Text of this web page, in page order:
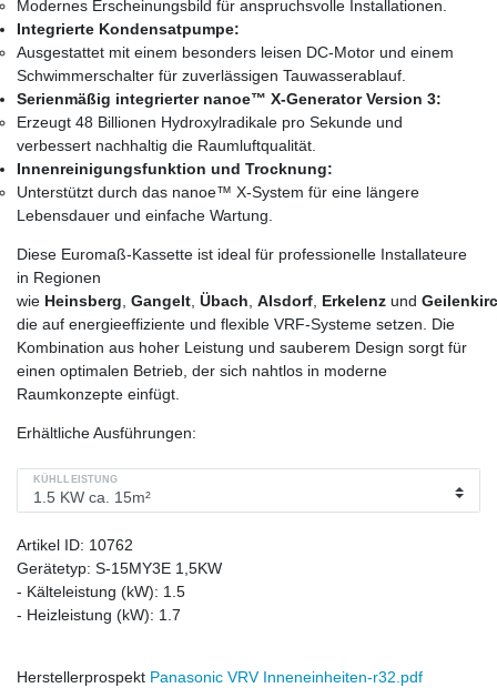
Modernes Erscheinungsbild für anspruchsvolle Installationen.
Integrierte Kondensatpumpe:
Ausgestattet mit einem besonders leisen DC-Motor und einem
Schwimmerschalter für zuverlässigen Tauwasserablauf.
Serienmäßig integrierter nanoe™ X-Generator Version 3:
Erzeugt 48 Billionen Hydroxylradikale pro Sekunde und
verbessert nachhaltig die Raumluftqualität.
Innenreinigungsfunktion und Trocknung:
Unterstützt durch das nanoe™ X-System für eine längere
Lebensdauer und einfache Wartung.
Diese Euromaß-Kassette ist ideal für professionelle Installateure
in Regionen
wie Heinsberg Gangelt Übach Alsdorf Erkelenz und
die auf energieeffiziente und flexible VRF-Systeme setzen. Die
Kombination aus hoher Leistung und sauberem Design sorgt für
einen optimalen Betrieb, der sich nahtlos in moderne
Raumkonzepte einfügt.
Erhältliche Ausführungen:
KÜHLLEISTUNG
Artikel ID: 10762
Gerätetyp: S-15MY3E 1,5KW
- Kälteleistung (kW): 1.5
- Heizleistung (kW): 1.7
Herstellerprospekt Panasonic VRV Inneneinheiten-r32.pdf